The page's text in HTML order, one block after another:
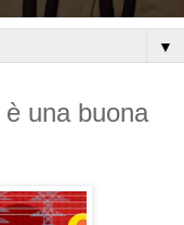
▼
è una buona